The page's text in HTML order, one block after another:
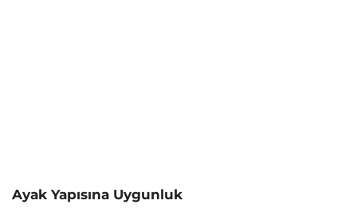
Ayak Yapısına Uygunluk